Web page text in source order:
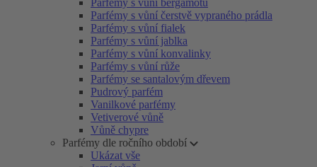
Parfémy s vůní bergamotu
Parfémy s vůní čerstvě vypraného prádla
Parfémy s vůní fialek
Parfémy s vůní jablka
Parfémy s vůní konvalinky
Parfémy s vůní růže
Parfémy se santalovým dřevem
Pudrový parfém
Vanilkové parfémy
Vetiverové vůně
Vůně chypre
Parfémy dle ročního období
Ukázat vše